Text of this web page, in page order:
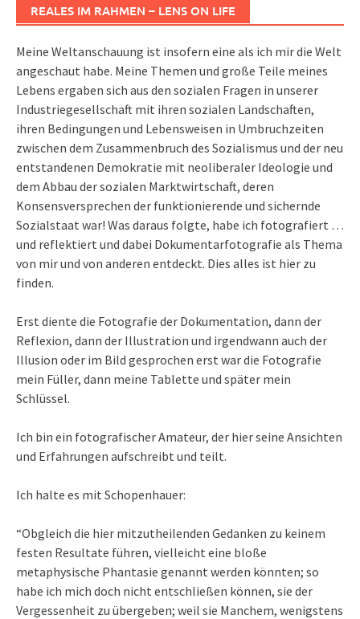
REALES IM RAHMEN – LENS ON LIFE
Meine Weltanschauung ist insofern eine als ich mir die Welt
angeschaut habe. Meine Themen und große Teile meines
Lebens ergaben sich aus den sozialen Fragen in unserer
Industriegesellschaft mit ihren sozialen Landschaften,
ihren Bedingungen und Lebensweisen in Umbruchzeiten
zwischen dem Zusammenbruch des Sozialismus und der neu
entstandenen Demokratie mit neoliberaler Ideologie und
dem Abbau der sozialen Marktwirtschaft, deren
Konsensversprechen der funktionierende und sichernde
Sozialstaat war! Was daraus folgte, habe ich fotografiert …
und reflektiert und dabei Dokumentarfotografie als Thema
von mir und von anderen entdeckt. Dies alles ist hier zu
finden.
Erst diente die Fotografie der Dokumentation, dann der
Reflexion, dann der Illustration und irgendwann auch der
Illusion oder im Bild gesprochen erst war die Fotografie
mein Füller, dann meine Tablette und später mein
Schlüssel.
Ich bin ein fotografischer Amateur, der hier seine Ansichten
und Erfahrungen aufschreibt und teilt.
Ich halte es mit Schopenhauer:
“Obgleich die hier mitzutheilenden Gedanken zu keinem
festen Resultate führen, vielleicht eine bloße
metaphysische Phantasie genannt werden könnten; so
habe ich mich doch nicht entschließen können, sie der
Vergessenheit zu übergeben; weil sie Manchem, wenigstens